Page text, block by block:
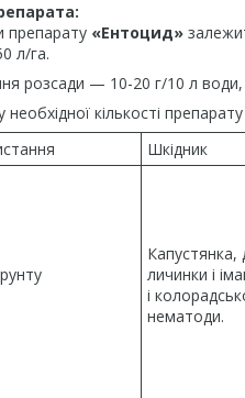
препарату «Ентоцид»
л/га.
розсади — 10-20 г/10 л води,
необхідної кількості
Шкідник
Капустянка,
личинки і
і
нематоди.